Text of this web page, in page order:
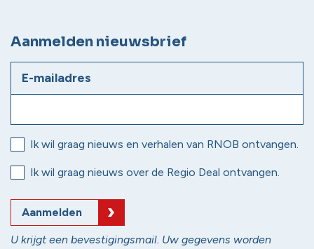
Aanmelden nieuwsbrief
E-mailadres
Ik wil graag nieuws en verhalen van RNOB ontvangen.
Ik wil graag nieuws over de Regio Deal ontvangen.
Aanmelden
U krijgt een bevestigingsmail. Uw gegevens worden